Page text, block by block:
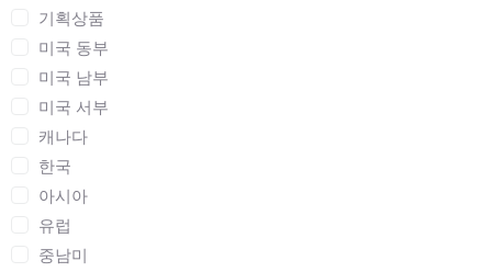
기획상품
미국 동부
미국 남부
미국 서부
캐나다
한국
아시아
유럽
중남미